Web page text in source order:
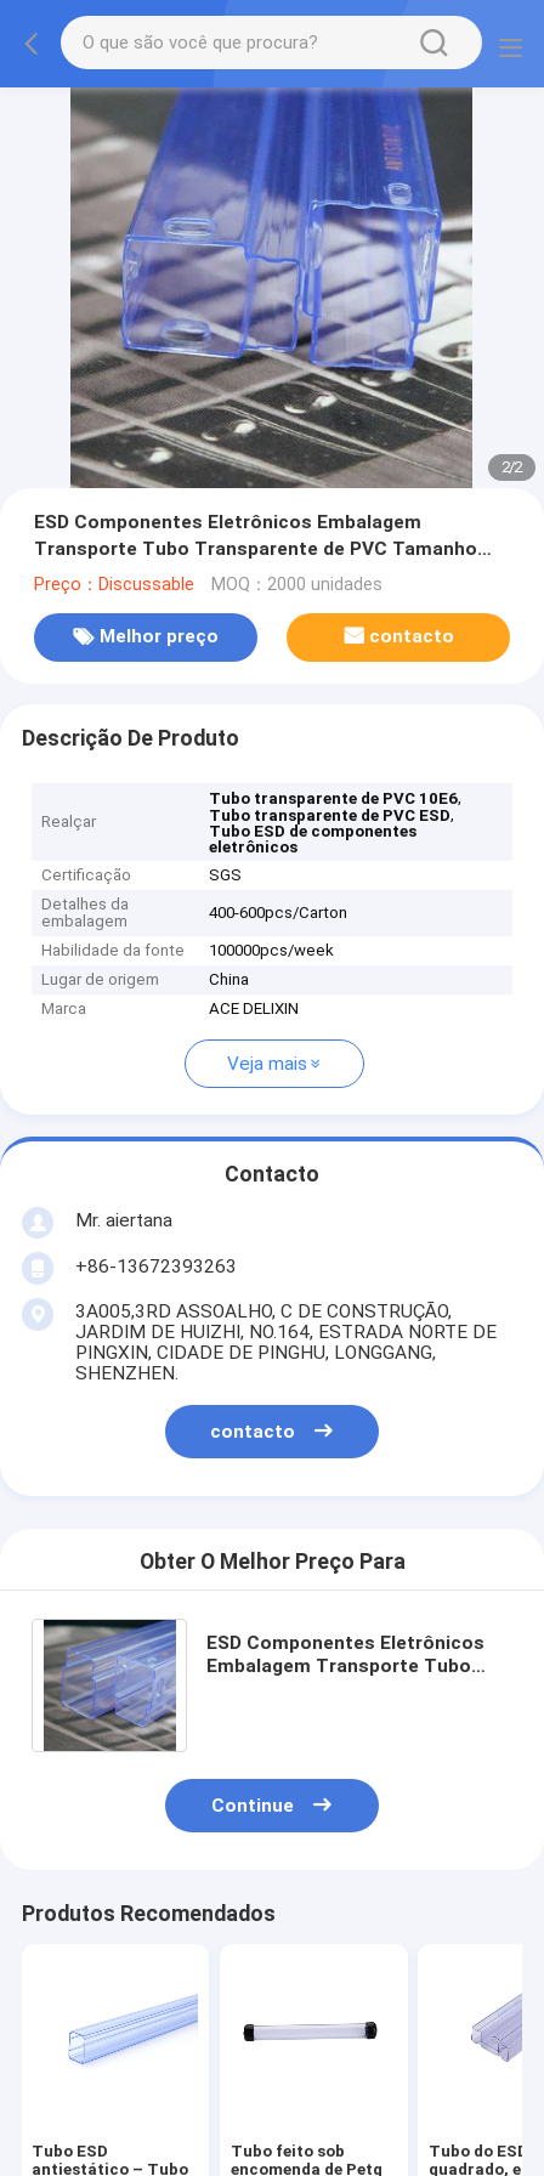
2/2
ESD Componentes Eletrônicos Embalagem
Transporte Tubo Transparente de PVC Tamanho
Personalizado
Preço：Discussable MOQ：2000 unidades
Melhor preço contacto
Descrição De Produto
Realçar
Tubo transparente de PVC 10E6,
Tubo transparente de PVC ESD,
Tubo ESD de componentes
eletrônicos
Certificação
SGS
Detalhes da
embalagem
400-600pcs/Carton
Habilidade da fonte
100000pcs/week
Lugar de origem
China
Marca
ACE DELIXIN
Veja mais
Contacto
Mr. aiertana
+86-13672393263
3A005,3RD ASSOALHO, C DE CONSTRUÇÃO,
JARDIM DE HUIZHI, NO.164, ESTRADA NORTE DE
PINGXIN, CIDADE DE PINGHU, LONGGANG,
SHENZHEN.
contacto
Obter O Melhor Preço Para
ESD Componentes Eletrônicos
Embalagem Transporte Tubo
Continue
Produtos Recomendados
Tubo ESD
antiestático – Tubo
Tubo feito sob
encomenda de Petg
Tubo do ESD
quadrado,